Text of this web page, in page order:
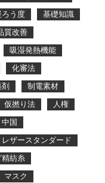
う度
基礎知識
質改善
吸湿発熱機能
化審法
制電素材
仮撚り法
人権
中国
レザースタンダード
精紡糸
マスク